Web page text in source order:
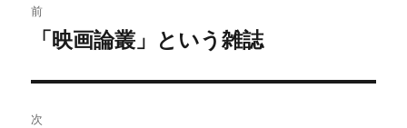
稿
ビ
前
過
の
投
「映画論叢」という雑誌
次